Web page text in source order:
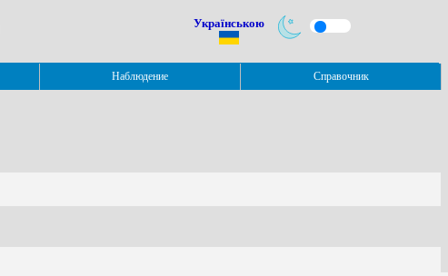
Українською
Наблюдение Справочник